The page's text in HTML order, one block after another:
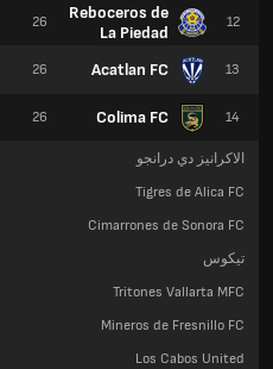
12
Reboceros de
La Piedad
13
Acatlan FC
14
Colima FC
26
26
26
الاكرانيز دي درانجو
Tigres de Alica FC
Cimarrones de Sonora FC
تيكوس
Tritones Vallarta MFC
Mineros de Fresnillo FC
Los Cabos United